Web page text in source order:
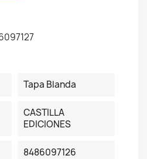
Tapa Blanda
CASTILLA
EDICIONES
8486097126